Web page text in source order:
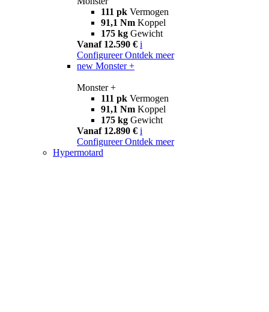
111 pk Vermogen
91,1 Nm Koppel
175 kg Gewicht
Vanaf 12.590 € i
Configureer Ontdek meer
new Monster +
Monster +
111 pk Vermogen
91,1 Nm Koppel
175 kg Gewicht
Vanaf 12.890 € i
Configureer Ontdek meer
Hypermotard